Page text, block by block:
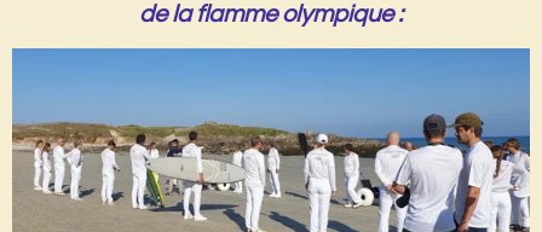
de la flamme olympique :